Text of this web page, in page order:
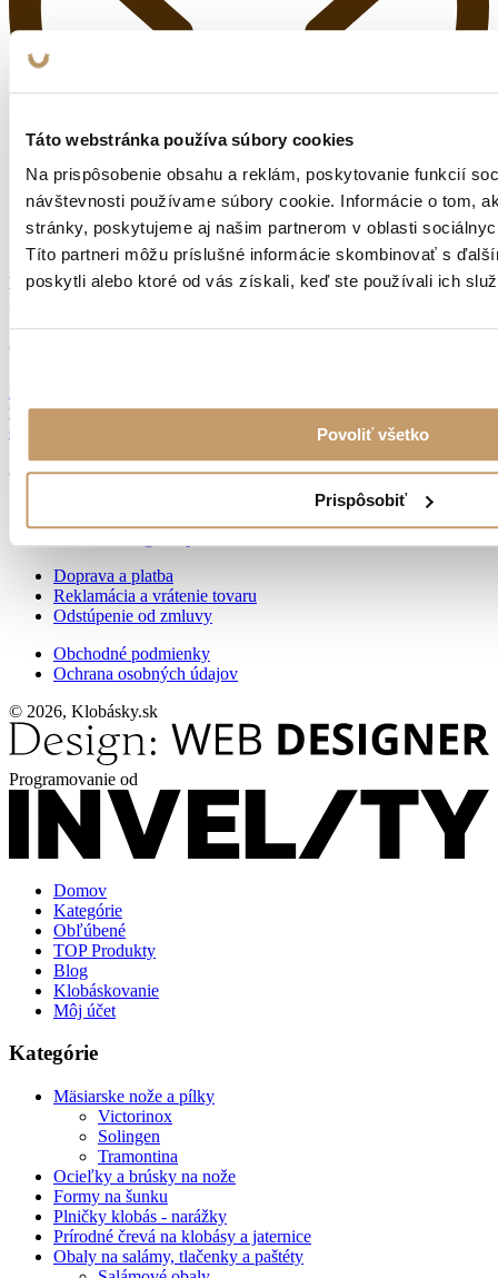
Táto webstránka používa súbory cookies
Na prispôsobenie obsahu a reklám, poskytovanie funkcií
návštevnosti používame súbory cookie. Informácie o tom,
stránky, poskytujeme aj našim partnerom v oblasti
Títo partneri môžu príslušné informácie skombinovať s
poskytli alebo ktoré od vás získali, keď ste používali ich
Povoliť všetko
Prispôsobiť
KVALITNÁ OCEĽ
Z NEMECKA
Osobný odber
Dobronivská cesta č.6
96001 Zvolen
od 9:00 do 14:00
Objednávky
Doprava a platba
Reklamácia a vrátenie tovaru
Odstúpenie od zmluvy
Obchodné podmienky
Ochrana osobných údajov
© 2026, Klobásky.sk
Programovanie od
Domov
Kategórie
Obľúbené
TOP Produkty
Blog
Klobáskovanie
Môj účet
Kategórie
Mäsiarske nože a pílky
Victorinox
Solingen
Tramontina
Ocieľky a brúsky na nože
Formy na šunku
Plničky klobás - narážky
Prírodné črevá na klobásy a jaternice
Obaly na salámy, tlačenky a paštéty